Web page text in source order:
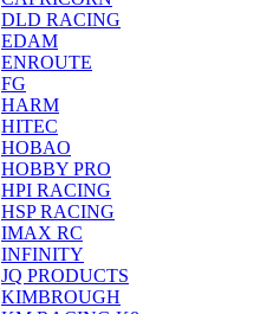
DLD RACING
EDAM
ENROUTE
FG
HARM
HITEC
HOBAO
HOBBY PRO
HPI RACING
HSP RACING
IMAX RC
INFINITY
JQ PRODUCTS
KIMBROUGH